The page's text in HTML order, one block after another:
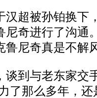
超被孙铂换下
尼奇进行了沟通
鲁尼奇真是不解
到与老东家交
了那么多年，